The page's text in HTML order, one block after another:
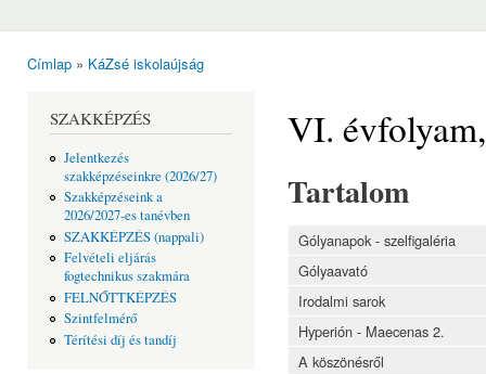
Címlap » KáZsé iskolaújság
SZAKKÉPZÉS
Jelentkezés
szakképzéseinkre (2026/27)
Szakképzéseink a
2026/2027-es tanévben
SZAKKÉPZÉS (nappali)
Felvételi eljárás
fogtechnikus szakmára
FELNŐTTKÉPZÉS
Szintfelmérő
Térítési díj és tandíj
VI.
Tartalom
Gólyanapok - szelfigaléria
Gólyaavató
Irodalmi sarok
Hyperión - Maecenas 2.
A köszönésről